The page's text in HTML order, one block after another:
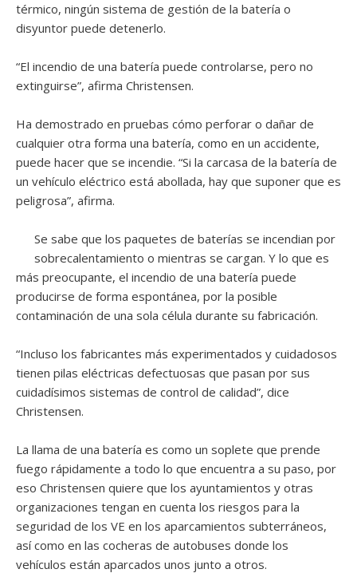
térmico, ningún sistema de gestión de la batería o
disyuntor puede detenerlo.
“El incendio de una batería puede controlarse, pero no
extinguirse”, afirma Christensen.
Ha demostrado en pruebas cómo perforar o dañar de
cualquier otra forma una batería, como en un accidente,
puede hacer que se incendie. “Si la carcasa de la batería de
un vehículo eléctrico está abollada, hay que suponer que es
peligrosa”, afirma.
Se sabe que los paquetes de baterías se incendian por
sobrecalentamiento o mientras se cargan. Y lo que es
más preocupante, el incendio de una batería puede
producirse de forma espontánea, por la posible
contaminación de una sola célula durante su fabricación.
“Incluso los fabricantes más experimentados y cuidadosos
tienen pilas eléctricas defectuosas que pasan por sus
cuidadísimos sistemas de control de calidad”, dice
Christensen.
La llama de una batería es como un soplete que prende
fuego rápidamente a todo lo que encuentra a su paso, por
eso Christensen quiere que los ayuntamientos y otras
organizaciones tengan en cuenta los riesgos para la
seguridad de los VE en los aparcamientos subterráneos,
así como en las cocheras de autobuses donde los
vehículos están aparcados unos junto a otros.